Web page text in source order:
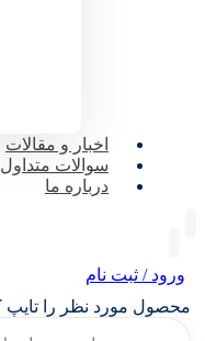
اخبار و مقالات
سوالات متداول
درباره ما
ورود / ثبت نام
محصول مورد نظر را تایپ